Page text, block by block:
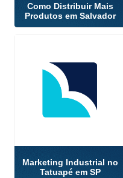
Como Distribuir Mais
Produtos em Salvador
Marketing Industrial no
Tatuapé em SP